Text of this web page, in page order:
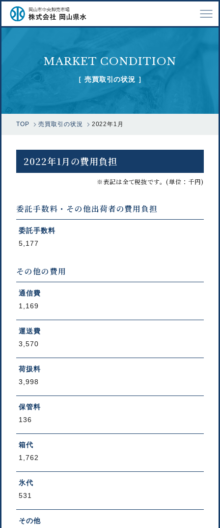
お問い合わせ
MARKET CONDITION
［ 売買取引の状況 ］
TOP 売買取引の状況 2022年1月
2022年1月の費用負担
※表記は全て税抜です。(単位：千円)
委託手数料・その他出荷者の費用負担
委託手数料
5,177
その他の費用
通信費
1,169
運送費
3,570
荷扱料
3,998
保管料
136
箱代
1,762
氷代
531
その他